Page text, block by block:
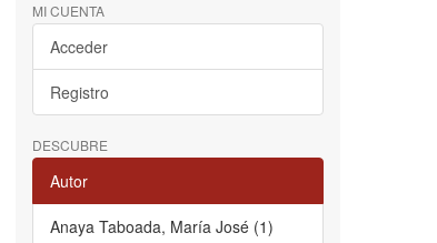
MI CUENTA
Acceder
Registro
DESCUBRE
Autor
Anaya Taboada, María José (1)